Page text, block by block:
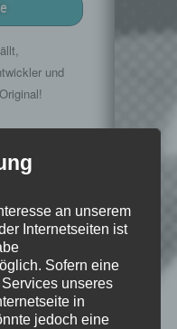
und
Beitrag?
da!
an unserem
Internetseiten ist
Sofern eine
unseres
in
jedoch eine